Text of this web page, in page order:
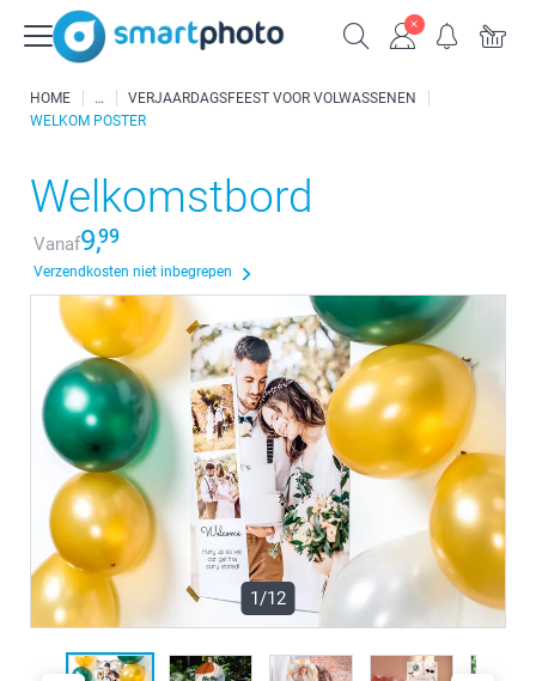
HOME
VERJAARDAGSFEEST VOOR VOLWASSENEN
WELKOM POSTER
Welkomstbord
Vanaf9,99
Verzendkosten niet inbegrepen
1/12